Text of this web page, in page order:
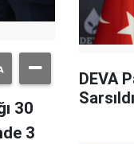
30
3
DEVA